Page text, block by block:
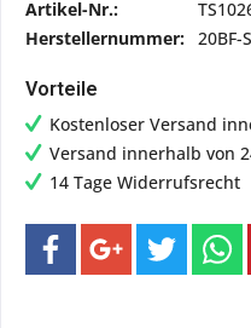
Artikel-Nr.:
Herstellernummer: 20BF-
Vorteile
Kostenloser Versand
Versand innerhalb von
14 Tage Widerrufsrecht